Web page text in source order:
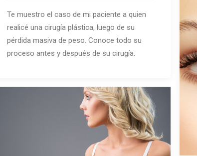
Te muestro el caso de mi paciente a quien
realicé una cirugía plástica, luego de su
pérdida masiva de peso. Conoce todo su
proceso antes y después de su cirugía.